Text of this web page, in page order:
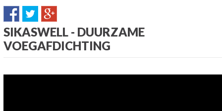
SIKASWELL - DUURZAME
VOEGAFDICHTING